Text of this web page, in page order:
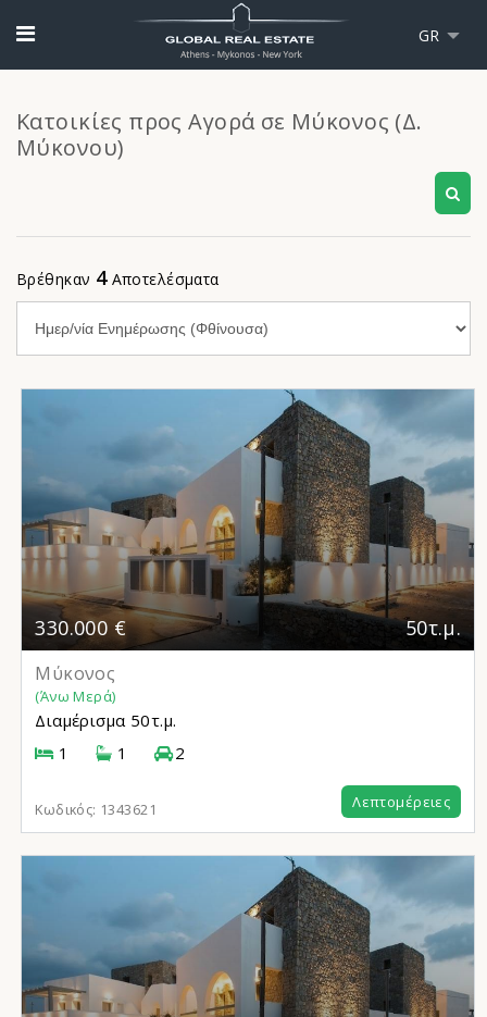
GR
Κατοικίες προς Αγορά σε Μύκονος (Δ.
Μύκονου)
Βρέθηκαν 4Αποτελέσματα
330.000 € 50τ.μ.
Μύκονος
(Άνω Μερά)
Διαμέρισμα 50τ.μ.
1
1 2
Κωδικός: 1343621 Λεπτομέρειες